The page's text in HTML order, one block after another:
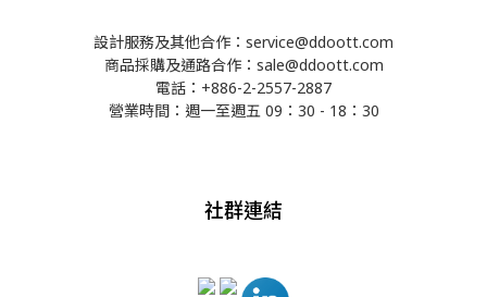
設計服務及其他合作：service@ddoott.com
商品採購及通路合作：sale@ddoott.com
電話：+886-2-2557-2887
營業時間：週一至週五 09：30 - 18：30
社群連結